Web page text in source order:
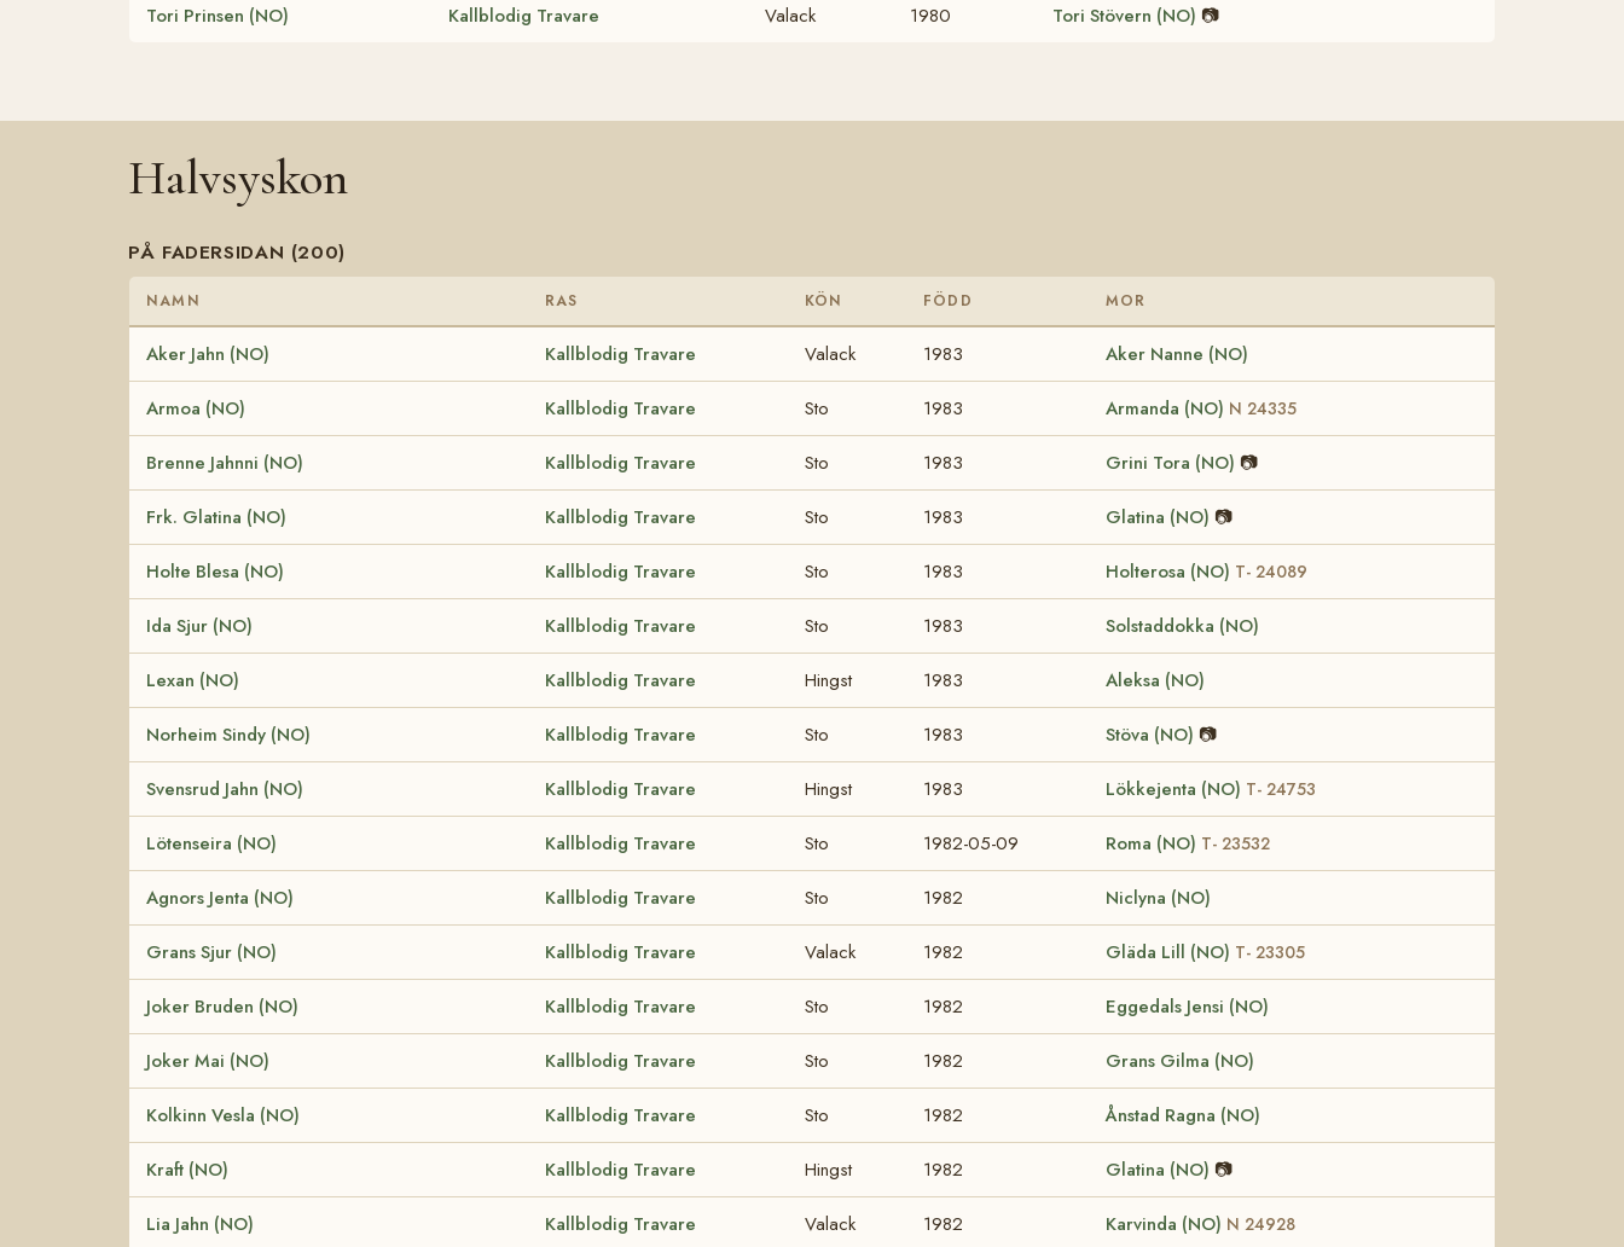
Tori Prinsen (NO) Kallblodig Travare Valack 1980 Tori Stövern (NO) 📷
Halvsyskon
PÅ FADERSIDAN (200)
NAMN RAS KÖN FÖDD MOR
Aker Jahn (NO) Kallblodig Travare Valack 1983 Aker Nanne (NO)
Armoa (NO) Kallblodig Travare Sto 1983 Armanda (NO) N 24335
Brenne Jahnni (NO) Kallblodig Travare Sto 1983 Grini Tora (NO) 📷
Frk. Glatina (NO) Kallblodig Travare Sto 1983 Glatina (NO) 📷
Holte Blesa (NO) Kallblodig Travare Sto 1983 Holterosa (NO) T- 24089
Ida Sjur (NO) Kallblodig Travare Sto 1983 Solstaddokka (NO)
Lexan (NO) Kallblodig Travare Hingst 1983 Aleksa (NO)
Norheim Sindy (NO) Kallblodig Travare Sto 1983 Stöva (NO) 📷
Svensrud Jahn (NO) Kallblodig Travare Hingst 1983 Lökkejenta (NO) T- 24753
Lötenseira (NO) Kallblodig Travare Sto 1982-05-09 Roma (NO) T- 23532
Agnors Jenta (NO) Kallblodig Travare Sto 1982 Niclyna (NO)
Grans Sjur (NO) Kallblodig Travare Valack 1982 Gläda Lill (NO) T- 23305
Joker Bruden (NO) Kallblodig Travare Sto 1982 Eggedals Jensi (NO)
Joker Mai (NO) Kallblodig Travare Sto 1982 Grans Gilma (NO)
Kolkinn Vesla (NO) Kallblodig Travare Sto 1982 Ånstad Ragna (NO)
Kraft (NO) Kallblodig Travare Hingst 1982 Glatina (NO) 📷
Lia Jahn (NO) Kallblodig Travare Valack 1982 Karvinda (NO) N 24928